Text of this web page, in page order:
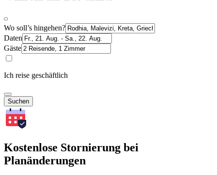
Wo soll’s hingehen?
Daten
Gäste
Ich reise geschäftlich
Suchen
Kostenlose Stornierung bei
Planänderungen